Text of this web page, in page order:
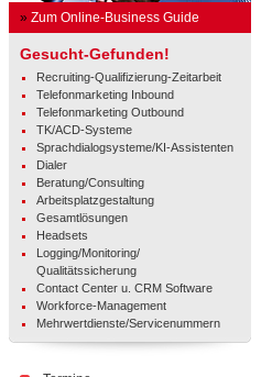
» Zum Online-Business Guide
Gesucht-Gefunden!
Recruiting-Qualifizierung-Zeitarbeit
Telefonmarketing Inbound
Telefonmarketing Outbound
TK/ACD-Systeme
Sprachdialogsysteme/KI-Assistenten
Dialer
Beratung/Consulting
Arbeitsplatzgestaltung
Gesamtlösungen
Headsets
Logging/Monitoring/
Qualitätssicherung
Contact Center u. CRM Software
Workforce-Management
Mehrwertdienste/Servicenummern